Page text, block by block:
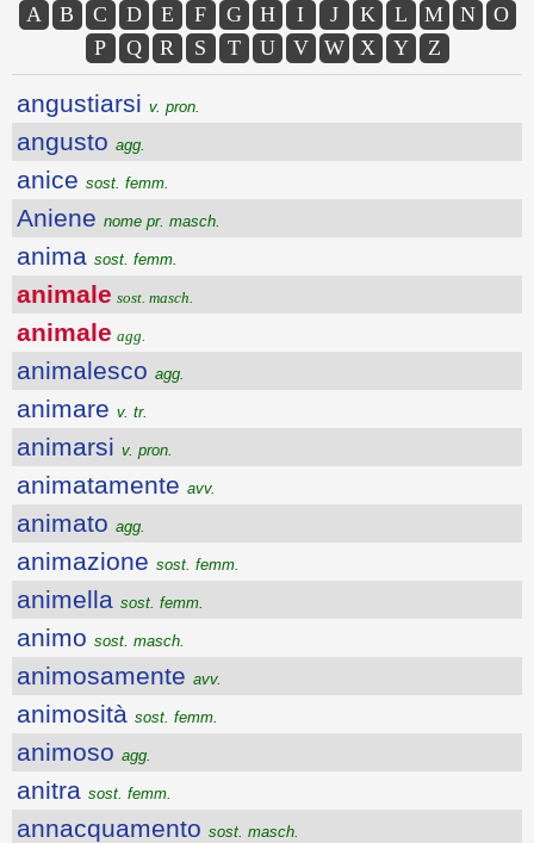
A B C D E F G H I J K L M N
O
P
Q R S T U V W X Y Z
angustiarsi v. pron.
angusto agg.
anice sost. femm.
Aniene nome pr. masch.
anima sost. femm.
animale sost. masch.
animale agg.
animalesco agg.
animare v. tr.
animarsi v. pron.
animatamente avv.
animato agg.
animazione sost. femm.
animella sost. femm.
animo sost. masch.
animosamente avv.
animosità sost. femm.
animoso agg.
anitra sost. femm.
annacquamento sost. masch.